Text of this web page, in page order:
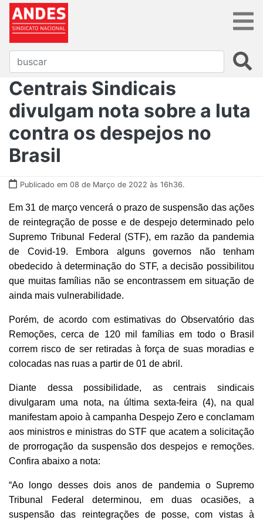
Centrais Sindicais
divulgam nota sobre a luta
contra os despejos no
Brasil
Publicado em 08 de Março de 2022 às 16h36.
Em 31 de março vencerá o prazo de suspensão das ações
de reintegração de posse e de despejo determinado pelo
Supremo Tribunal Federal (STF), em razão da pandemia
de Covid-19. Embora alguns governos não tenham
obedecido à determinação do STF, a decisão possibilitou
que muitas famílias não se encontrassem em situação de
ainda mais vulnerabilidade.
Porém, de acordo com estimativas do Observatório das
Remoções, cerca de 120 mil famílias em todo o Brasil
correm risco de ser retiradas à força de suas moradias e
colocadas nas ruas a partir de 01 de abril.
Diante dessa possibilidade, as centrais sindicais
divulgaram uma nota, na última sexta-feira (4), na qual
manifestam apoio à campanha Despejo Zero e conclamam
aos ministros e ministras do STF que acatem a solicitação
de prorrogação da suspensão dos despejos e remoções.
Confira abaixo a nota:
“Ao longo desses dois anos de pandemia o Supremo
Tribunal Federal determinou, em duas ocasiões, a
suspensão das reintegrações de posse, com vistas à